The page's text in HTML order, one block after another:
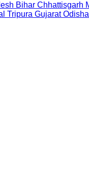
Bihar Chhattisgarh
Tripura Gujarat Odisha